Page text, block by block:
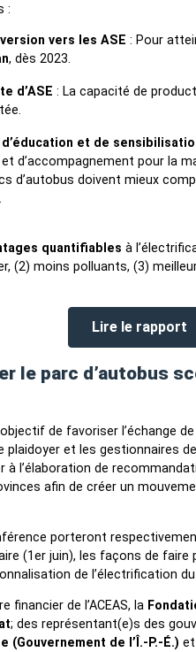
:
vers les ASE : Pour
, dès 2023.
d’ASE : La capacité de
d’éducation et de
d’accompagnement pour la
d’autobus doivent mieux
quantifiables à
(2) moins polluants, (3)
Lire le rapport
le parc d’autobus
objectif de favoriser l’échange
plaidoyer et les gestionnaires
à l’élaboration de
afin de créer un
porteront
(1er juin), les façons de faire
de l’électrification
financier de l’ACEAS, la
; des représentant(e)s des
de l’Î.-P.-É.)